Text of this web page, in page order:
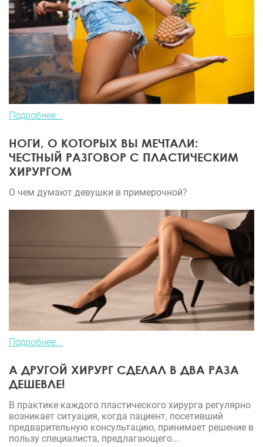
Подробнее...
НОГИ, О КОТОРЫХ ВЫ МЕЧТАЛИ:
ЧЕСТНЫЙ РАЗГОВОР С ПЛАСТИЧЕСКИМ
ХИРУРГОМ
О чем думают девушки в примерочной?
Подробнее...
А ДРУГОЙ ХИРУРГ СДЕЛАЛ В ДВА РАЗА
ДЕШЕВЛЕ!
В практике каждого пластического хирурга регулярно
возникает ситуация, когда пациент, посетивший
предварительную консультацию, принимает решение в
пользу специалиста, предлагающего...